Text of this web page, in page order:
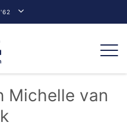
'62
Michelle van